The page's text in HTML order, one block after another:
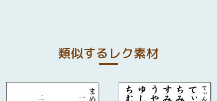
類似するレク素材